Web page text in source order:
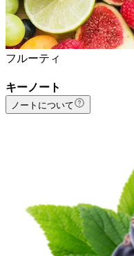
フルーティ
キーノート
ノートについて